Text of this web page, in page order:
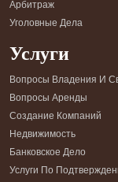
Арбитраж
Уголовные Дела
Услуги
Вопросы Владения И
Вопросы Аренды
Создание Компаний
Недвижимость
Банковское Дело
Услуги По